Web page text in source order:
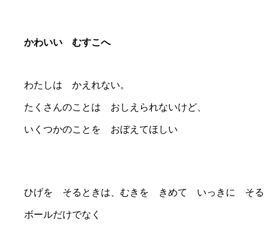
かわいい むすこへ
わたしは かえれない。
たくさんのことは おしえられないけど、
いくつかのことを おぼえてほしい
ひげを そるときは、むきを きめて いっきに そる
ボールだけでなく